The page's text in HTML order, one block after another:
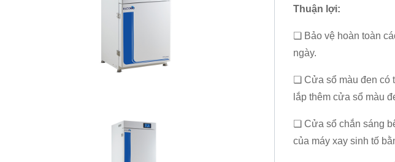
Thuận lợi:
❏ Bảo vệ hoàn toàn
ngày.
❏ Cửa sổ màu đen có
lắp thêm cửa sổ màu
❏ Cửa sổ chắn sáng
của máy xay sinh tố